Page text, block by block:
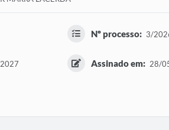
Nº processo: 3/
Assinado em: 28/